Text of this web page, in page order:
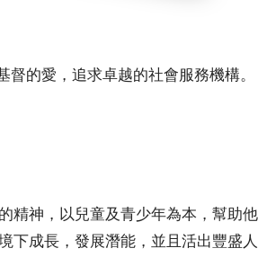
督的愛，追求卓越的社會服務機構。
精神，以兒童及青少年為本，幫助他
下成長，發展潛能，並且活出豐盛人